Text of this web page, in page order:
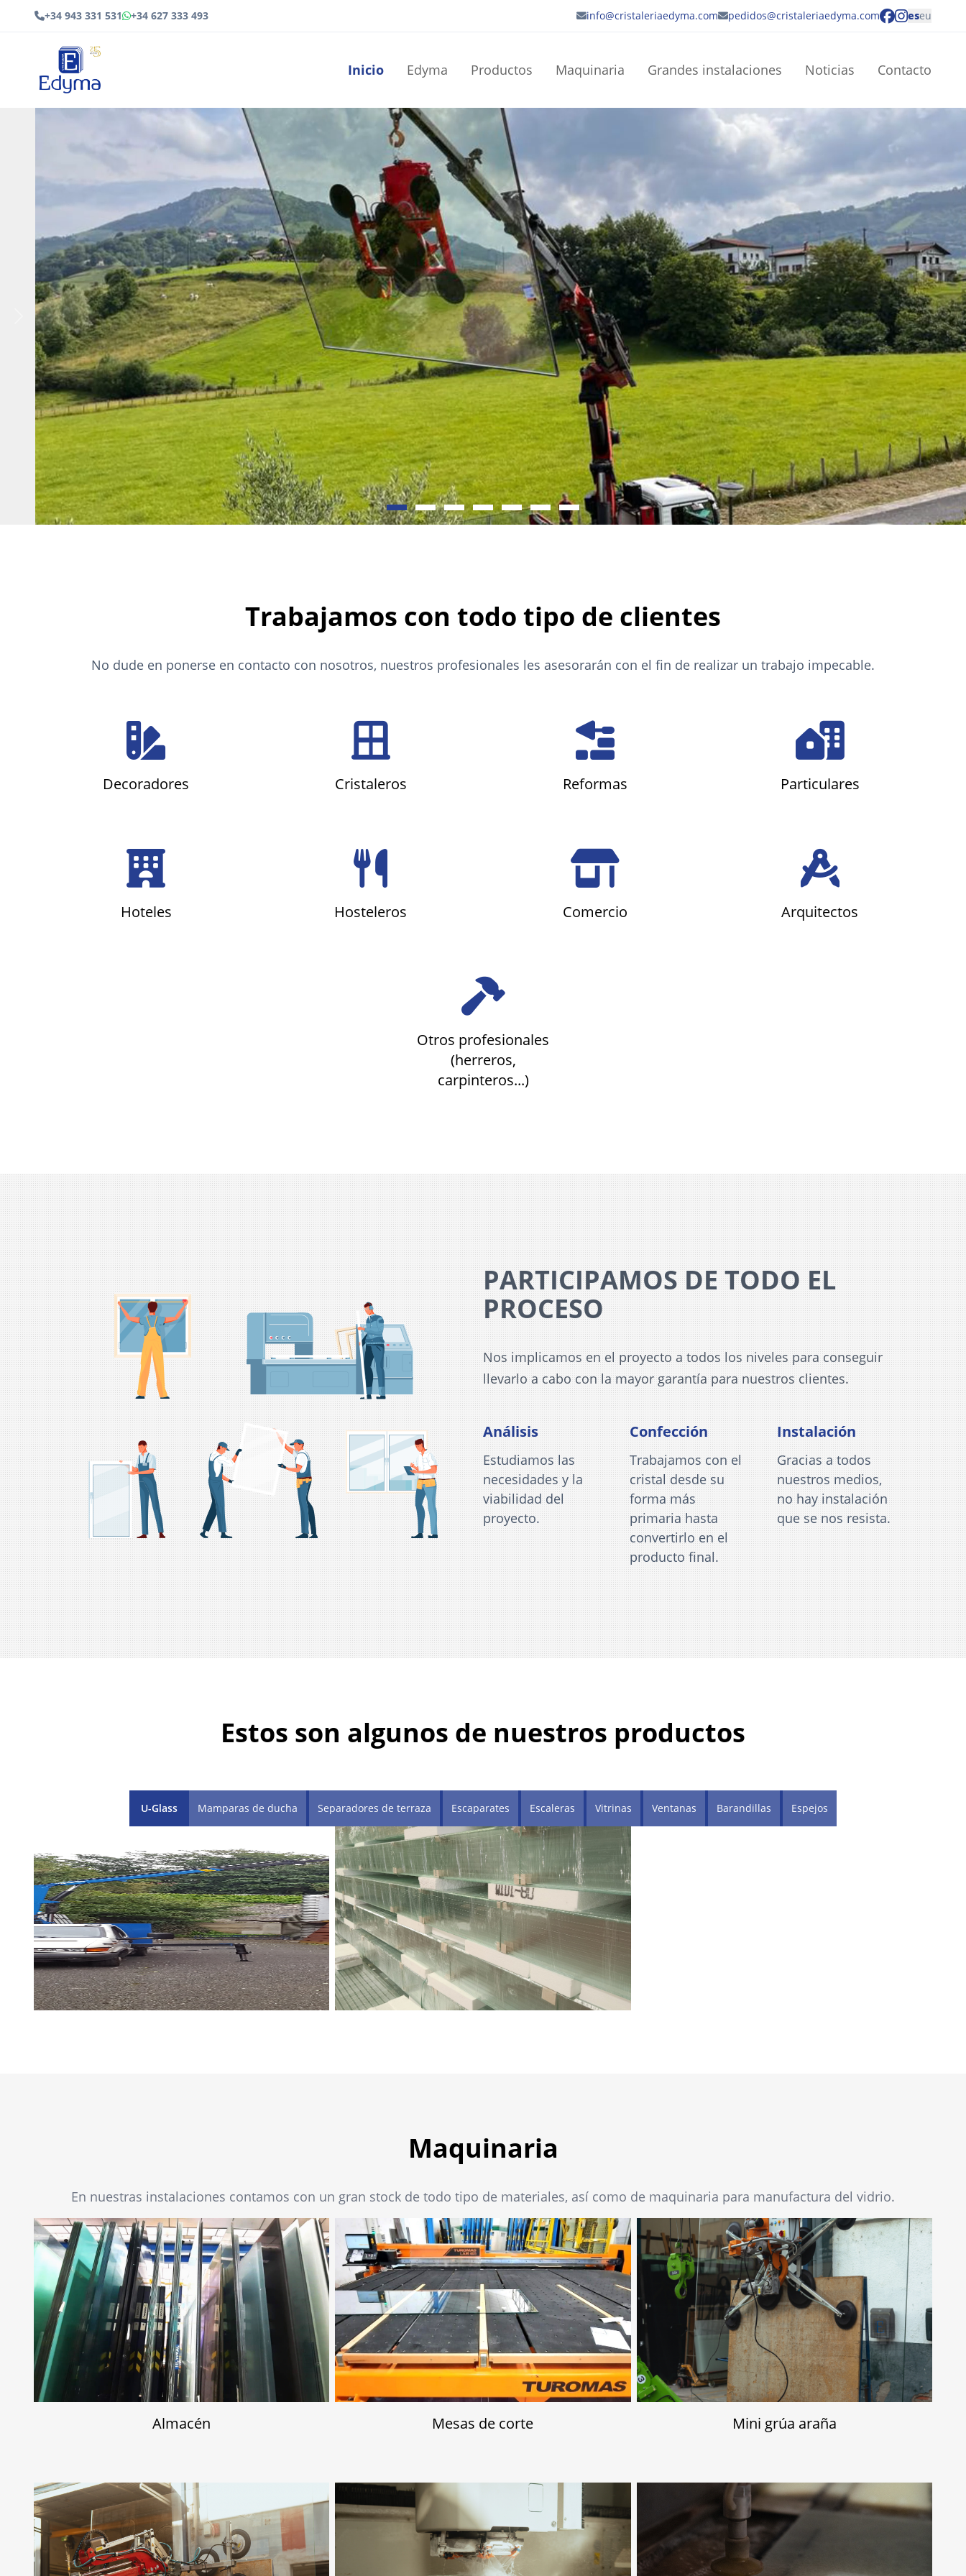
+34 943 331 531 +34 627 333 493 info@cristaleriaedyma.com pedidos@cristaleriaedyma.com eseu
Inicio Edyma Productos Maquinaria Grandes instalaciones Noticias Contacto
Trabajamos con todo tipo de clientes
No dude en ponerse en contacto con nosotros, nuestros profesionales les asesorarán con el fin de realizar un trabajo impecable.
Decoradores Cristaleros Reformas Particulares
Hoteles Hosteleros Comercio Arquitectos
Otros profesionales
(herreros,
carpinteros...)
PARTICIPAMOS DE TODO EL
PROCESO
Nos implicamos en el proyecto a todos los niveles para conseguir
llevarlo a cabo con la mayor garantía para nuestros clientes.
Análisis
Estudiamos las
necesidades y la
viabilidad del
proyecto.
Confección
Trabajamos con el
cristal desde su
forma más
primaria hasta
convertirlo en el
producto final.
Instalación
Gracias a todos
nuestros medios,
no hay instalación
que se nos resista.
Estos son algunos de nuestros productos
U-Glass Mamparas de ducha Separadores de terraza Escaparates Escaleras Vitrinas Ventanas Barandillas Espejos
Maquinaria
En nuestras instalaciones contamos con un gran stock de todo tipo de materiales, así como de maquinaria para manufactura del vidrio.
Almacén Mesas de corte Mini grúa araña